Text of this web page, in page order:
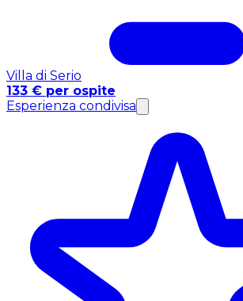
Villa di Serio
133 € per ospite
Esperienza condivisa